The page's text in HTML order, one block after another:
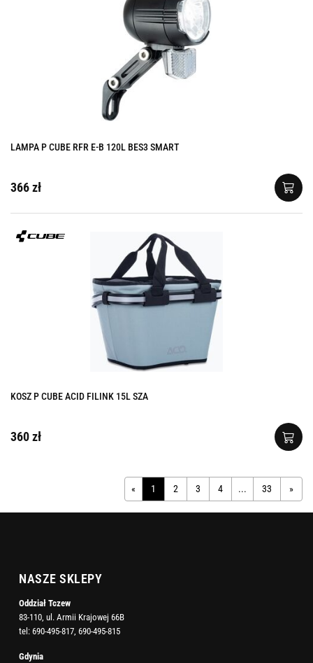
LAMPA P CUBE RFR E-B 120L BES3 SMART
366 zł
KOSZ P CUBE ACID FILINK 15L SZA
360 zł
« 1 2 3 4 ... 33 »
NASZE SKLEPY
Oddział Tczew
83-110, ul. Armii Krajowej 66B
tel: 690-495-817, 690-495-815
Gdynia